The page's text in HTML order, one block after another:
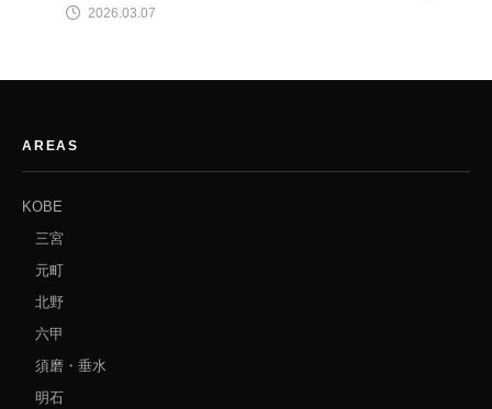
2026.03.07
AREAS
KOBE
三宮
元町
北野
六甲
須磨・垂水
明石